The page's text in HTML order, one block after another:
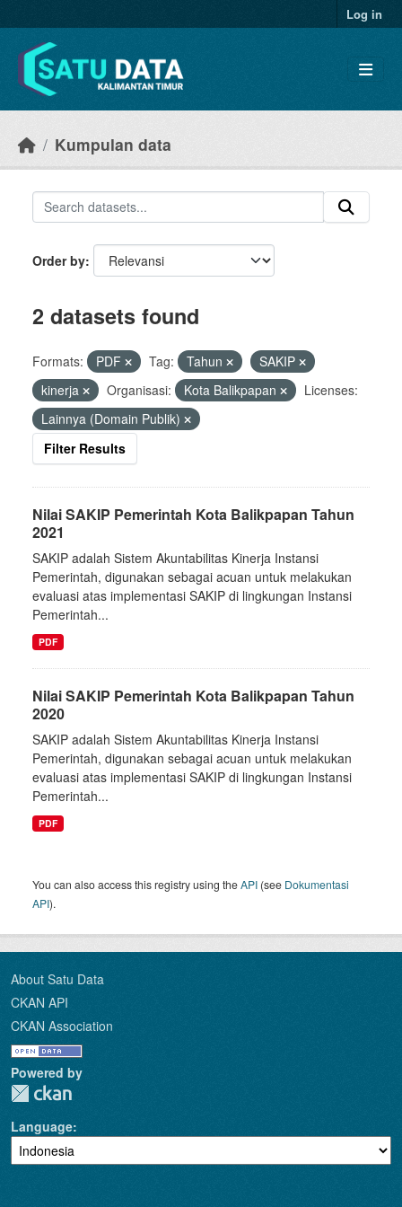
Log in
Kumpulan data
Order by
2 datasets found
Formats: PDF Tag: Tahun
SAKIP
kinerja
Organisasi: Kota Balikpapan
Licenses:
Lainnya (Domain Publik)
Filter Results
Nilai SAKIP Pemerintah Kota Balikpapan Tahun
2021
SAKIP adalah Sistem Akuntabilitas Kinerja Instansi
Pemerintah, digunakan sebagai acuan untuk melakukan
evaluasi atas implementasi SAKIP di lingkungan Instansi
Pemerintah...
PDF
Nilai SAKIP Pemerintah Kota Balikpapan Tahun
2020
SAKIP adalah Sistem Akuntabilitas Kinerja Instansi
Pemerintah, digunakan sebagai acuan untuk melakukan
evaluasi atas implementasi SAKIP di lingkungan Instansi
Pemerintah...
PDF
You can also access this registry using theAPI (see Dokumentasi
API).
About Satu Data
CKAN API
CKAN Association
Powered by
Language